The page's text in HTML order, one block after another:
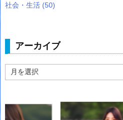
社会・生活 (50)
アーカイブ
ー
ブ